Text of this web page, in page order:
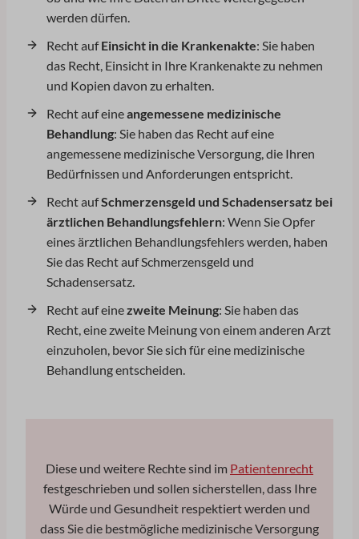
werden dürfen.
Recht aufEinsicht in die Krankenakte: Sie haben
das Recht, Einsicht in Ihre Krankenakte zu nehmen
und Kopien davon zu erhalten.
Recht auf eineangemessene medizinische
Behandlung: Sie haben das Recht auf eine
angemessene medizinische Versorgung, die Ihren
Bedürfnissen und Anforderungen entspricht.
Recht aufSchmerzensgeld und Schadensersatz bei
ärztlichen Behandlungsfehlern: Wenn Sie Opfer
eines ärztlichen Behandlungsfehlers werden, haben
Sie das Recht auf Schmerzensgeld und
Schadensersatz.
Recht auf einezweite Meinung: Sie haben das
Recht, eine zweite Meinung von einem anderen Arzt
einzuholen, bevor Sie sich für eine medizinische
Behandlung entscheiden.
Diese und weitere Rechte sind im Patientenrecht
festgeschrieben und sollen sicherstellen, dass Ihre
Würde und Gesundheit respektiert werden und
dass Sie die bestmögliche medizinische Versorgung